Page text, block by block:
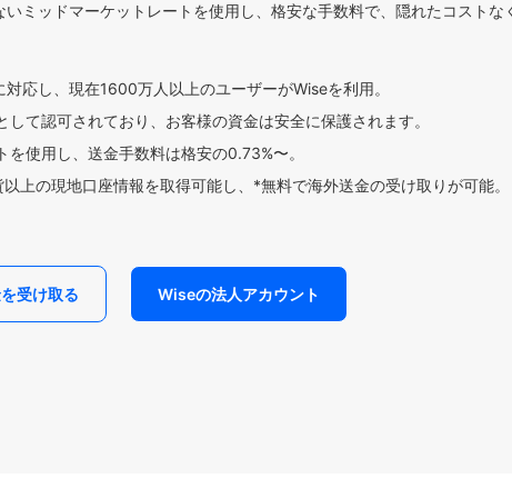
ミッドマーケットレートを使用し、格安な手数料で、隠れたコストな
応し、現在1600万人以上のユーザーがWiseを利用。
て認可されており、お客様の資金は安全に保護されます。
使用し、送金手数料は格安の0.73%〜。
上の現地口座情報を取得可能し、*無料で海外送金の受け取りが可能。
受け取る Wiseの法人アカウント